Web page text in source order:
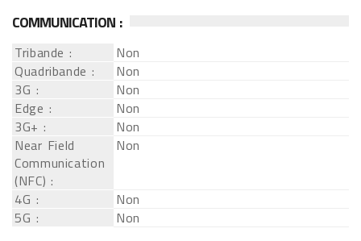
COMMUNICATION :
Tribande :
Non
Quadribande :
Non
3G :
Non
Edge :
Non
3G+ :
Non
Near Field
Communication
(NFC) :
Non
4G :
Non
5G :
Non